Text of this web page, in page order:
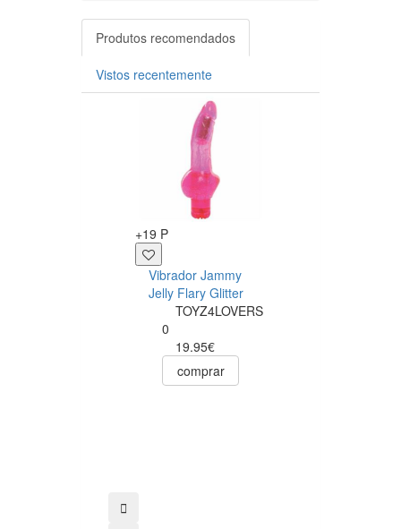
Produtos recomendados
Vistos recentemente
+19 P
Vibrador Jammy
Jelly Flary Glitter
TOYZ4LOVERS
0
19.95€
comprar